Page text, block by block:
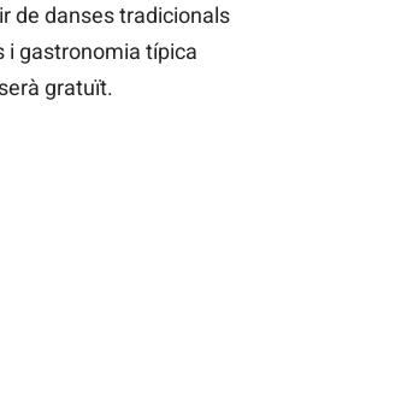
de danses tradicionals
i gastronomia típica
gratuït.